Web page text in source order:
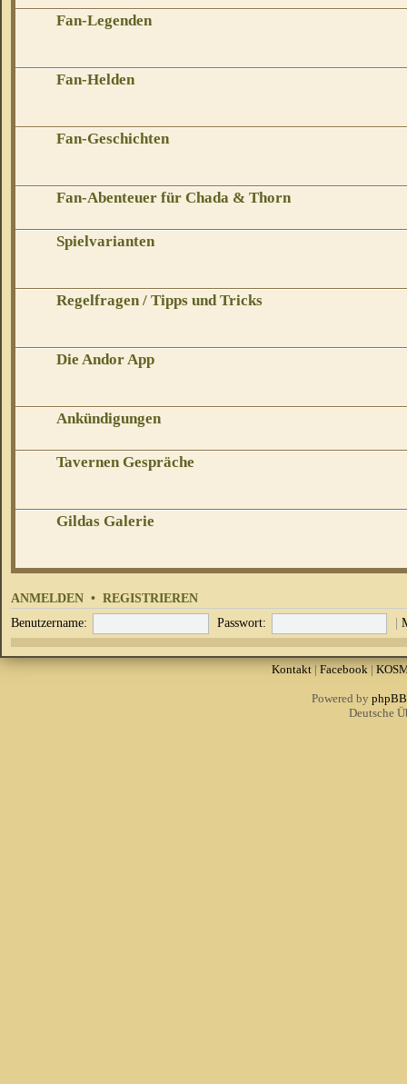
Fan-Legenden
Fan-Helden
Fan-Geschichten
Fan-Abenteuer für Chada & Thorn
Spielvarianten
Regelfragen / Tipps und Tricks
Die Andor App
Ankündigungen
Tavernen Gespräche
Gildas Galerie
ANMELDEN • REGISTRIEREN
Benutzername: Passwort: |
Kontakt| Facebook|
Powered by phpBB
Deutsche